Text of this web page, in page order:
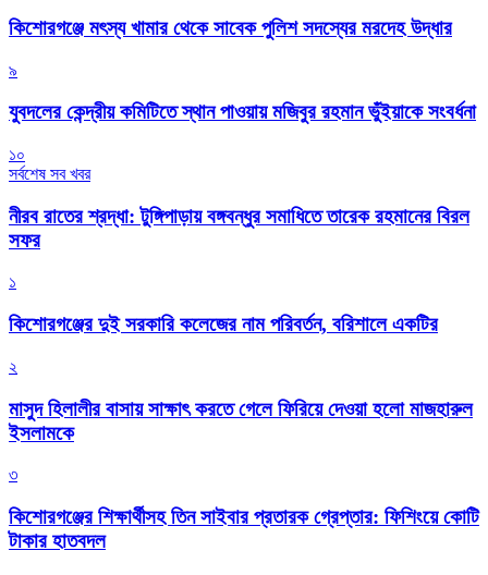
কিশোরগঞ্জে মৎস্য খামার থেকে সাবেক পুলিশ সদস্যের মরদেহ উদ্ধার
৯
যুবদলের কেন্দ্রীয় কমিটিতে স্থান পাওয়ায় মজিবুর রহমান ভুঁইয়াকে সংবর্ধনা
১০
সর্বশেষ সব খবর
নীরব রাতের শ্রদ্ধা: টুঙ্গিপাড়ায় বঙ্গবন্ধুর সমাধিতে তারেক রহমানের বিরল
সফর
১
কিশোরগঞ্জের দুই সরকারি কলেজের নাম পরিবর্তন, বরিশালে একটির
২
মাসুদ হিলালীর বাসায় সাক্ষাৎ করতে গেলে ফিরিয়ে দেওয়া হলো মাজহারুল
ইসলামকে
৩
কিশোরগঞ্জের শিক্ষার্থীসহ তিন সাইবার প্রতারক গ্রেপ্তার: ফিশিংয়ে কোটি
টাকার হাতবদল